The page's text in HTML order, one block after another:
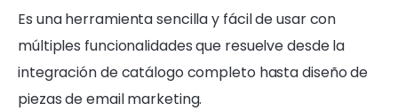
Es una herramienta sencilla y fácil de usar con
múltiples funcionalidades que resuelve desde la
integración de catálogo completo hasta diseño de
piezas de email marketing.